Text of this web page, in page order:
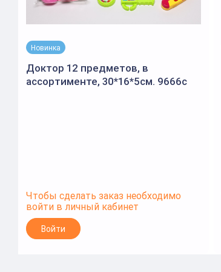
Новинка
Доктор 12 предметов, в
ассортименте, 30*16*5см. 9666c
Чтобы сделать заказ необходимо
войти в личный кабинет
Войти